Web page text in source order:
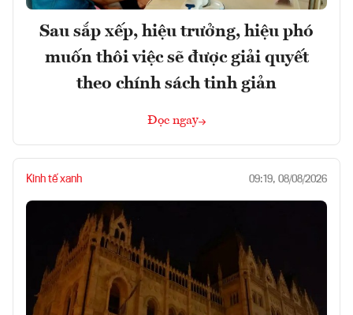
Sau sắp xếp, hiệu trưởng, hiệu phó
muốn thôi việc sẽ được giải quyết
theo chính sách tinh giản
Đọc ngay
Kinh tế xanh 09:19, 08/08/2026